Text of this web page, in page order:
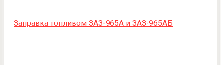
Заправка топливом ЗАЗ-965А и ЗАЗ-965АБ